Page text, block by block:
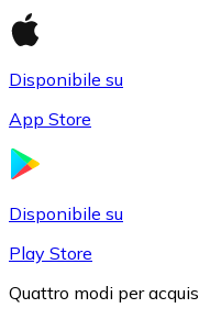
Disponibile su
App Store
Disponibile su
Play Store
Quattro modi per